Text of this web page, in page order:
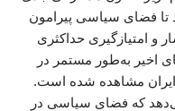
فضای سیاسی پیرامون
و امتیازگیری حداکثری
اخیر به‌طور مستمر در
مشاهده شده است.
که فضای سیاسی در